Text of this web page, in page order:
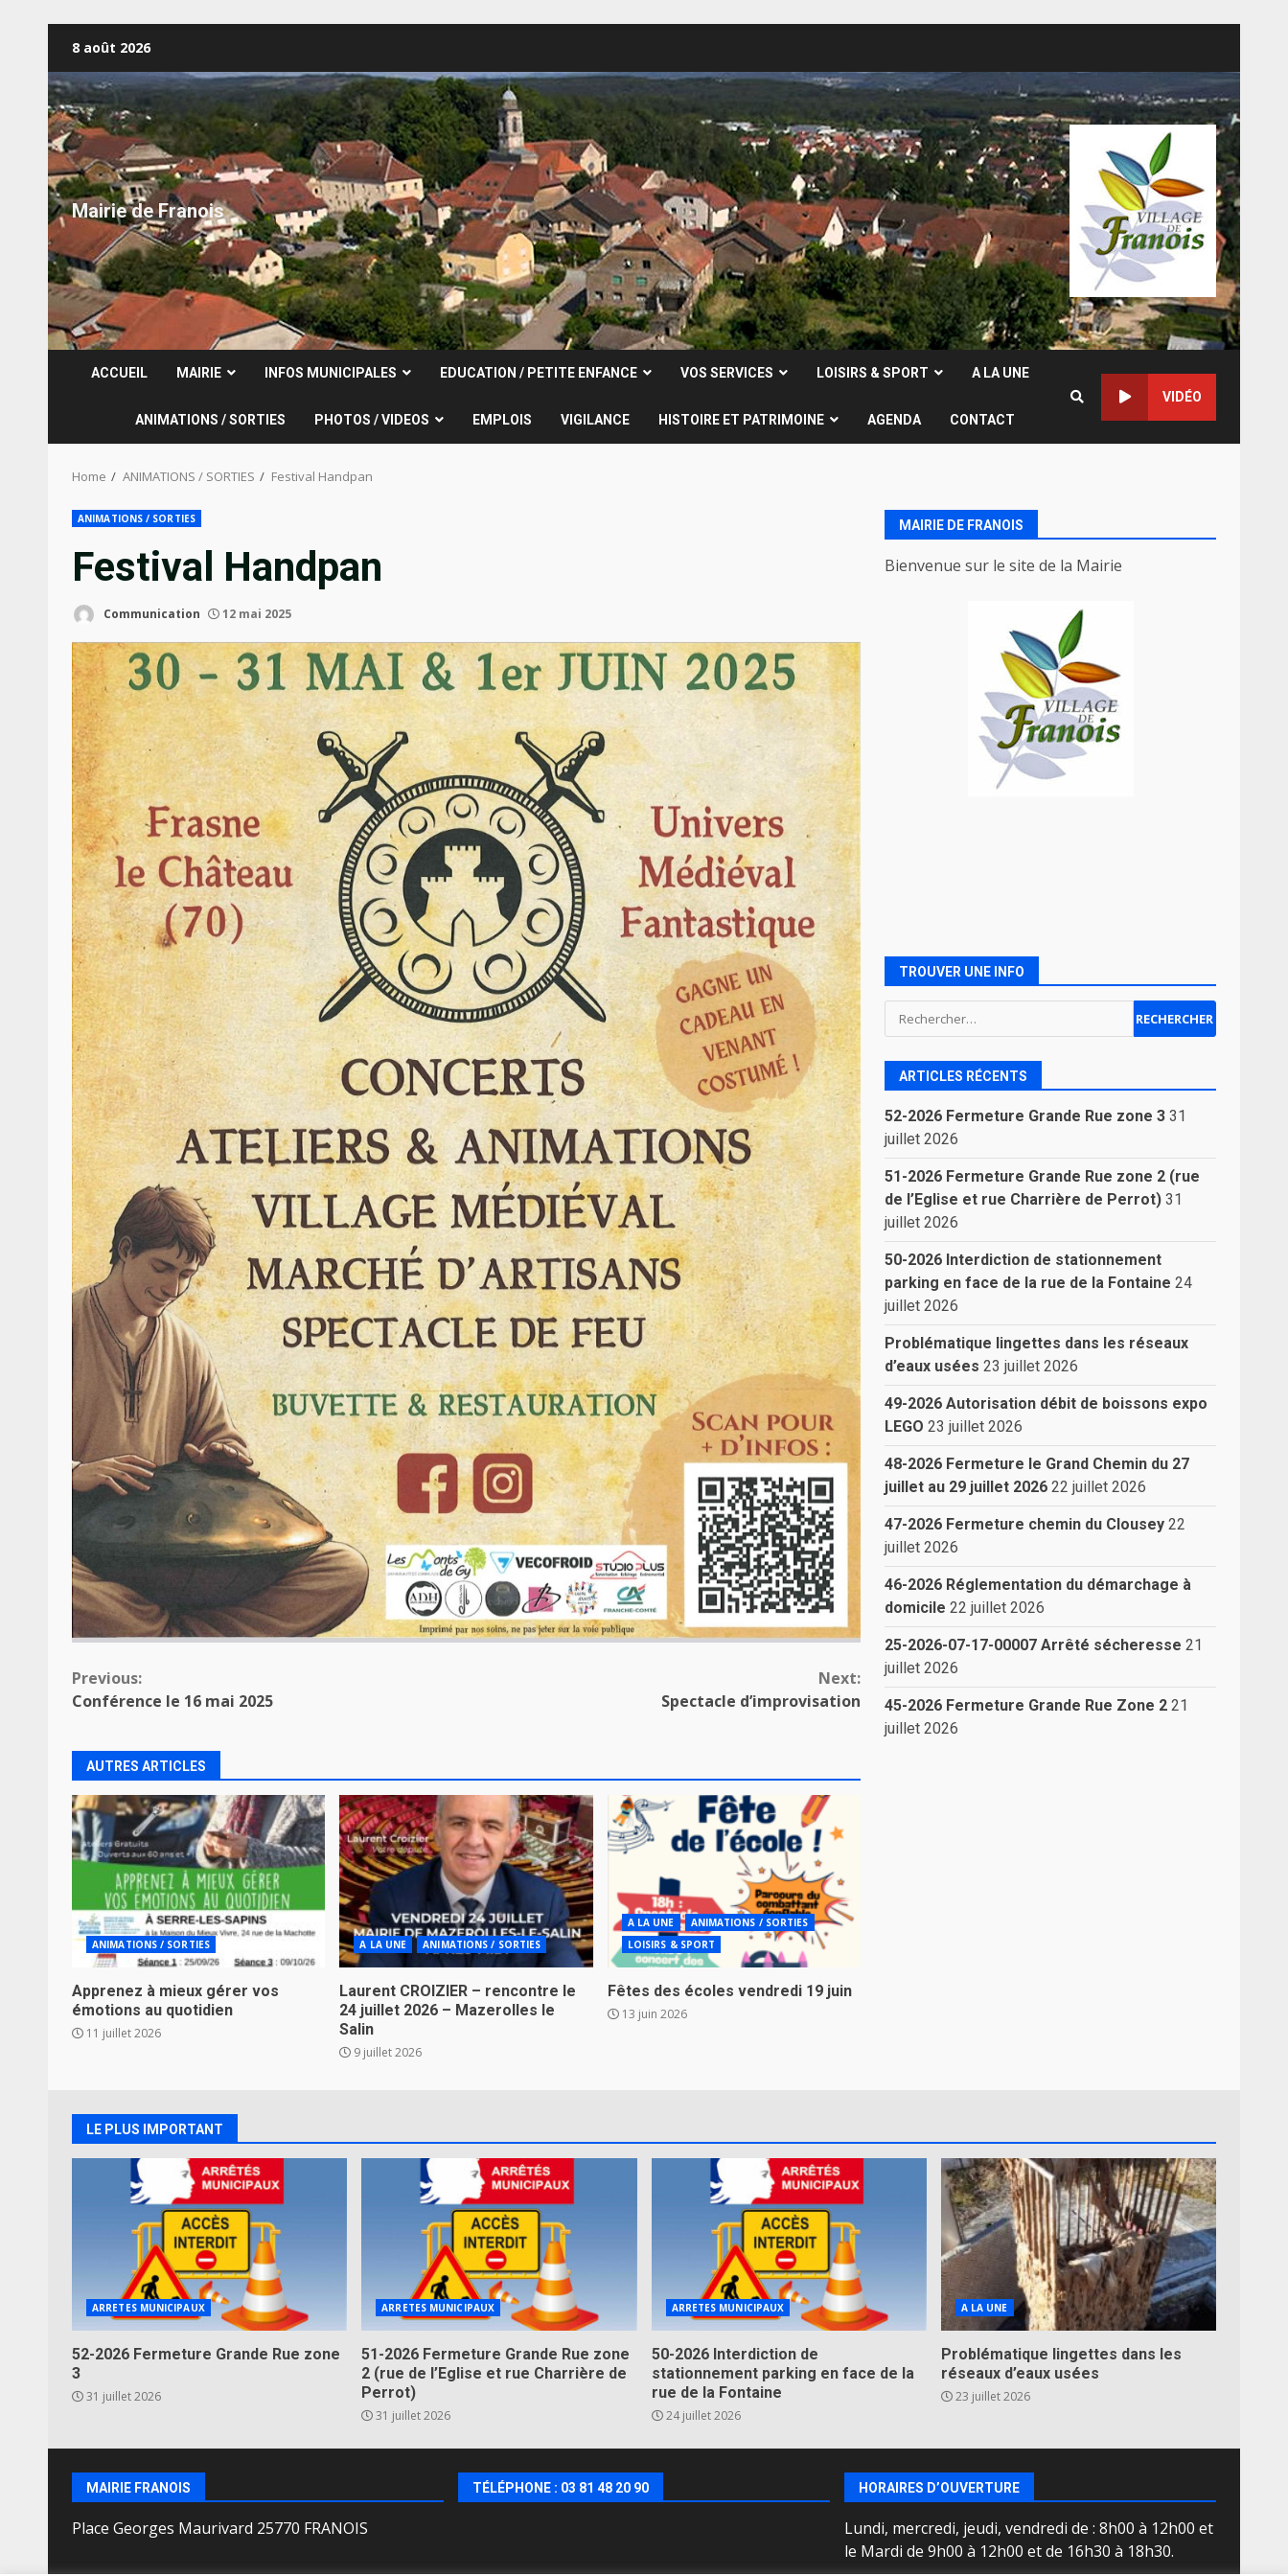
content
8 août 2026
Mairie de Franois
ACCUEIL MAIRIE INFOS MUNICIPALES EDUCATION / PETITE ENFANCE VOS SERVICES LOISIRS & SPORT A LA UNE
ANIMATIONS / SORTIES PHOTOS / VIDEOS EMPLOIS VIGILANCE HISTOIRE ET PATRIMOINE AGENDA CONTACT
VIDÉO
Home ANIMATIONS / SORTIES Festival Handpan
ANIMATIONS / SORTIES
Festival Handpan
Communication 12 mai 2025
Continue
Previous:
Conférence le 16 mai 2025
Next:
Spectacle d’improvisation
AUTRES ARTICLES
ANIMATIONS / SORTIES
Apprenez à mieux gérer vos
émotions au quotidien
11 juillet 2026
A LA UNE ANIMATIONS / SORTIES
Laurent CROIZIER – rencontre le
24 juillet 2026 – Mazerolles le
Salin
9 juillet 2026
A LA UNE
ANIMATIONS / SORTIES
LOISIRS & SPORT
Fêtes des écoles vendredi 19 juin
13 juin 2026
MAIRIE DE FRANOIS
Bienvenue sur le site de la Mairie
TROUVER UNE INFO
Rechercher :
ARTICLES RÉCENTS
52-2026 Fermeture Grande Rue zone 3 31
juillet 2026
51-2026 Fermeture Grande Rue zone 2 (rue
de l’Eglise et rue Charrière de Perrot) 31
juillet 2026
50-2026 Interdiction de stationnement
parking en face de la rue de la Fontaine 24
juillet 2026
Problématique lingettes dans les réseaux
d’eaux usées 23 juillet 2026
49-2026 Autorisation débit de boissons expo
LEGO 23 juillet 2026
48-2026 Fermeture le Grand Chemin du 27
juillet au 29 juillet 2026 22 juillet 2026
47-2026 Fermeture chemin du Clousey 22
juillet 2026
46-2026 Réglementation du démarchage à
domicile 22 juillet 2026
25-2026-07-17-00007 Arrêté sécheresse 21
juillet 2026
45-2026 Fermeture Grande Rue Zone 2 21
juillet 2026
LE PLUS IMPORTANT
ARRETES MUNICIPAUX
52-2026 Fermeture Grande Rue zone
3
31 juillet 2026
ARRETES MUNICIPAUX
51-2026 Fermeture Grande Rue zone
2 (rue de l’Eglise et rue Charrière de
Perrot)
31 juillet 2026
ARRETES MUNICIPAUX
50-2026 Interdiction de
stationnement parking en face de la
rue de la Fontaine
24 juillet 2026
A LA UNE
Problématique lingettes dans les
réseaux d’eaux usées
23 juillet 2026
MAIRIE FRANOIS
Place Georges Maurivard 25770 FRANOIS
TÉLÉPHONE : 03 81 48 20 90 HORAIRES D’OUVERTURE
Lundi, mercredi, jeudi, vendredi de : 8h00 à 12h00 et
le Mardi de 9h00 à 12h00 et de 16h30 à 18h30.